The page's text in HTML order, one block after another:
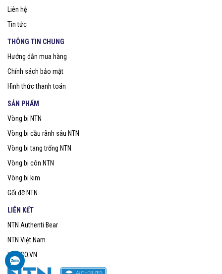
Liên hệ
Tin tức
THÔNG TIN CHUNG
Hướng dẫn mua hàng
Chính sách bảo mật
Hình thức thanh toán
SẢN PHẨM
Vòng bi NTN
Vòng bi cầu rãnh sâu NTN
Vòng bi tang trống NTN
Vòng bi côn NTN
Vòng bi kim
Gối đỡ NTN
LIÊN KẾT
NTN Authenti Bear
NTN Việt Nam
VOBICO.VN